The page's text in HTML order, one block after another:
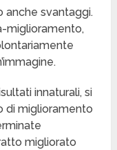
anche svantaggi.
miglioramento,
innaturali, si
di miglioramento
migliorato